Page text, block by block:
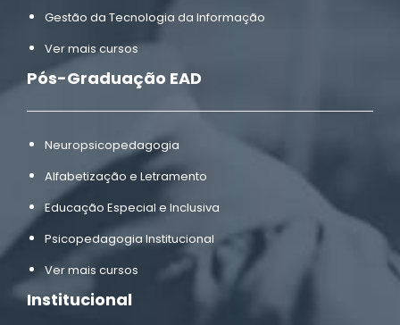
Gestão da Tecnologia da Informação
Ver mais cursos
Pós-Graduação EAD
Neuropsicopedagogia
Alfabetização e Letramento
Educação Especial e Inclusiva
Psicopedagogia Institucional
Ver mais cursos
Institucional